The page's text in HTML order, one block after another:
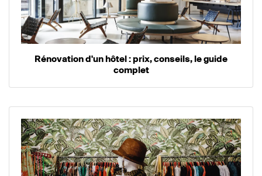
Rénovation d'un hôtel : prix, conseils, le guide
complet